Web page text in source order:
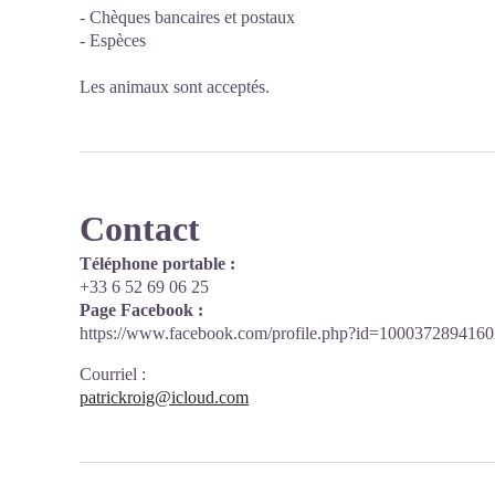
- Chèques bancaires et postaux
- Espèces
Les animaux sont acceptés.
Contact
Téléphone portable :
+33 6 52 69 06 25
Page Facebook :
https://www.facebook.com/
Courriel :
patrickroig@icloud.com